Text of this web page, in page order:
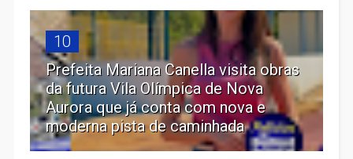
10
Prefeita Mariana Canella visita obras
da futura Vila Olímpica de Nova
Aurora que já conta com nova e
moderna pista de caminhada